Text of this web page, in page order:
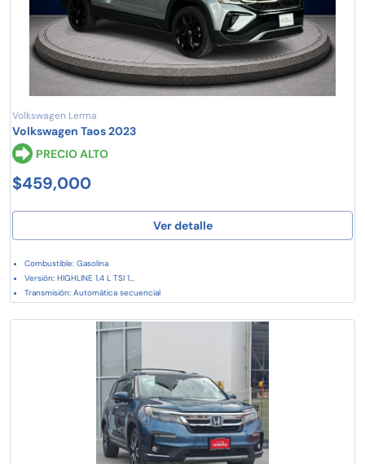
Volkswagen Lerma
Volkswagen Taos 2023
PRECIO ALTO
$459,000
Ver detalle
Combustible: Gasolina
Versión: HIGHLINE 1.4 L TSI 1...
Transmisión: Automática secuencial